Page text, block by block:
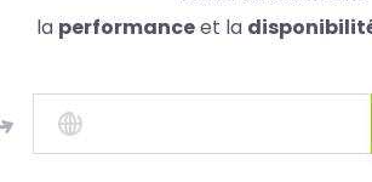
de
services
internet-
Uptime
is
la performanceet la